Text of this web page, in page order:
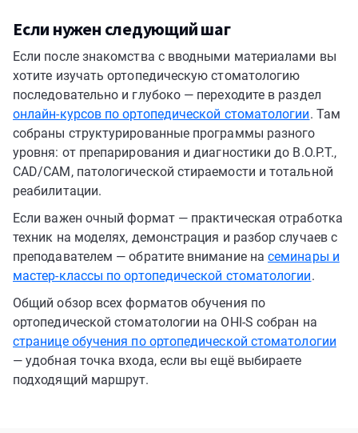
Если нужен следующий шаг
Если после знакомства с вводными материалами вы
хотите изучать ортопедическую стоматологию
последовательно и глубоко — переходите в раздел
онлайн-курсов по ортопедической стоматологии. Там
собраны структурированные программы разного
уровня: от препарирования и диагностики до B.O.P.T.,
CAD/CAM, патологической стираемости и тотальной
реабилитации.
Если важен очный формат — практическая отработка
техник на моделях, демонстрация и разбор случаев с
преподавателем — обратите внимание насеминары и
мастер-классы по ортопедической стоматологии.
Общий обзор всех форматов обучения по
ортопедической стоматологии на OHI-S собран на
странице обучения по ортопедической стоматологии
— удобная точка входа, если вы ещё выбираете
подходящий маршрут.